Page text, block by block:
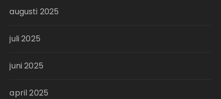
augusti 2025
juli 2025
juni 2025
april 2025